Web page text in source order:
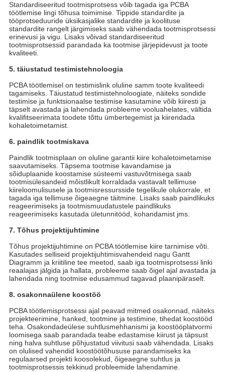
Standardiseeritud tootmisprotsess võib tagada iga PCBA
töötlemise lingi tõhusa toimimise. Tippide standardite ja
tööprotseduuride üksikasjalike standardite ja koolituse
standardite rangelt järgimiseks saab vähendada tootmisprotsessi
erinevusi ja vigu. Lisaks võivad standardiseeritud
tootmisprotsessid parandada ka tootmise järjepidevust ja toote
kvaliteeti.
5. täiustatud testimistehnoloogia
PCBA töötlemisel on testimislink oluline samm toote kvaliteedi
tagamiseks. Täiustatud testimistehnoloogiate, näiteks sondide
testimise ja funktsionaalse testimise kasutamine võib kiiresti ja
täpselt avastada ja lahendada probleeme vooluahelates, vältida
kvalifitseerimata toodete tõttu ümbertegemist ja kiirendada
kohaletoimetamist.
6. paindlik tootmiskava
Paindlik tootmisplaan on oluline garantii kiire kohaletoimetamise
saavutamiseks. Täpsema tootmise kavandamise ja
sõiduplaanide koostamise süsteemi vastuvõtmisega saab
tootmisülesandeid mõistlikult korraldada vastavalt tellimuse
kiireloomulisusele ja tootmisressursside tegelikule olukorrale, et
tagada iga tellimuse õigeaegne täitmine. Lisaks saab paindlikuks
reageerimiseks ja tootmismuudatustele paindlikuks
reageerimiseks kasutada ületunnitööd, kohandamist jms.
7. Tõhus projektijuhtimine
Tõhus projektijuhtimine on PCBA töötlemise kiire tarnimise võti.
Kasutades selliseid projektijuhtimisvahendeid nagu Gantt
Diagramm ja kriitiline tee meetod, saab iga tootmisprotsessi linki
reaalajas jälgida ja hallata, probleeme saab õigel ajal avastada ja
lahendada ning tootmise edusammud tagavad plaanipäraselt.
8. osakonnaülene koostöö
PCBA töötlemisprotsessi ajal peavad mitmed osakonnad, näiteks
projekteerimine, hanked, tootmine ja testimine, tihedat koostööd
teha. Osakondadeülese suhtlusmehhanismi ja koostööplatvormi
loomisega saab parandada teabe edastamise kiirust ja täpsust
ning halva suhtluse põhjustatud viivitusi saab vähendada. Lisaks
on olulised vahendid koostöötõhususe parandamiseks ka
regulaarsed projekti koosolekud, õigeaegne suhtlus ja
tootmisprotsessis tekkinud probleemide lahendamine.